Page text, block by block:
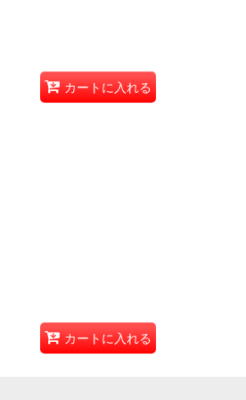
カートに入れる
カートに入れる